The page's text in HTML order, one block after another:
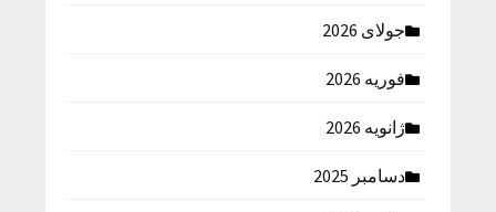
جولای 2026
فوریه 2026
ژانویه 2026
دسامبر 2025